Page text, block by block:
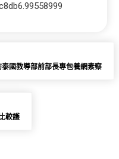
國教導部前部長專包養網素察
較護